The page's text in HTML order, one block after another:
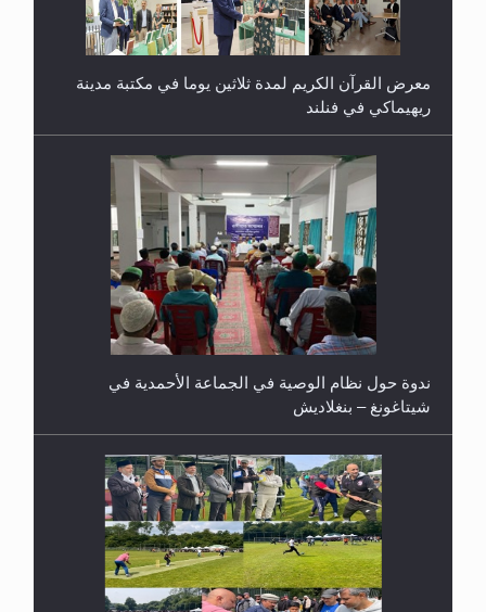
معرض القرآن الكريم لمدة ثلاثين يوما في مكتبة مدينة
ريهيماكي في فنلند
ندوة حول نظام الوصية في الجماعة الأحمدية في
شيتاغونغ – بنغلاديش